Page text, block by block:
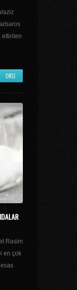
ettirilen
OKU
Rasim
en çok